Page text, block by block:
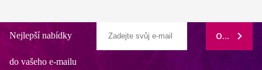
Nejlepší nabídky
do vašeho e-mailu
ODEBÍRAT